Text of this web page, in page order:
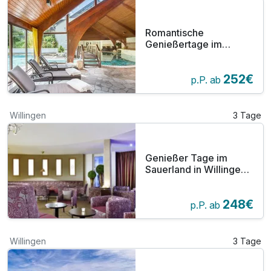
Romantische
Genießertage im
p.P. ab 252€
Willingen 3 Tage
Genießer Tage im
Sauerland in Willingen -
p.P. ab 248€
Willingen 3 Tage